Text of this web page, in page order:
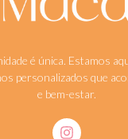
é única. Estamos
personalizados que
e bem-estar.